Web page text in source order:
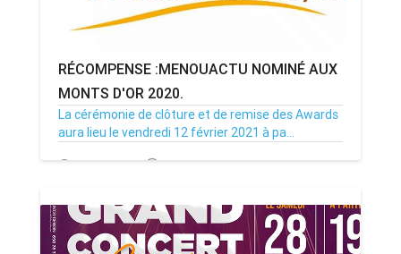
RÉCOMPENSE :MENOUACTU NOMINÉ AUX
MONTS D'OR 2020.
La cérémonie de clôture et de remise des Awards
aura lieu le vendredi 12 février 2021 à pa...
28/01/21 Par MenouActu 0